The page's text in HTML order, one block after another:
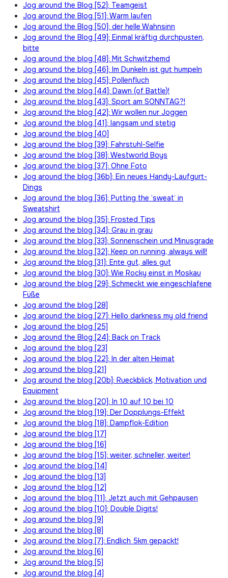
Jog around the Blog [52]: Teamgeist
Jog around the Blog [51]: Warm laufen
Jog around the Blog [50]: der helle Wahnsinn
Jog around the Blog [49]: Einmal kräftig durchpusten,
bitte
Jog around the blog [48]: Mit Schwitzhemd
Jog around the blog [46]: Im Dunkeln ist gut humpeln
Jog around the blog [45]: Pollenfluch
Jog around the blog [44]: Dawn (of Battle)!
Jog around the blog [43]: Sport am SONNTAG?!
Jog around the blog [42]: Wir wollen nur Joggen
Jog around the blog [41]: langsam und stetig
Jog around the blog [40]
Jog around the blog [39]: Fahrstuhl-Selfie
Jog around the blog [38]: Westworld Boys
Jog around the blog [37]: Ohne Foto
Jog around the blog [36b]: Ein neues Handy-Laufgurt-
Dings
Jog around the blog [36]: Putting the ’sweat‘ in
Sweatshirt
Jog around the blog [35]: Frosted Tips
Jog around the blog [34]: Grau in grau
Jog around the blog [33]: Sonnenschein und Minusgrade
Jog around the blog [32]: Keep on running, always will!
Jog around the blog [31]: Ente gut, alles gut
Jog around the blog [30]: Wie Rocky einst in Moskau
Jog around the blog [29]: Schmeckt wie eingeschlafene
Füße
Jog around the blog [28]
Jog around the blog [27]: Hello darkness my old friend
Jog around the blog [25]
Jog around the Blog [24]: Back on Track
Jog around the blog [23]
Jog around the blog [22]: In der alten Heimat
Jog around the blog [21]
Jog around the blog [20b]: Rueckblick, Motivation und
Equipment
Jog around the blog [20]: In 10 auf 10 bei 10
Jog around the blog [19]: Der Dopplungs-Effekt
Jog around the blog [18]: Dampflok-Edition
Jog around the blog [17]
Jog around the blog [16]
Jog around the blog [15]: weiter, schneller, weiter!
Jog around the blog [14]
Jog around the blog [13]
Jog around the blog [12]
Jog around the blog [11]: Jetzt auch mit Gehpausen
Jog around the blog [10]: Double Digits!
Jog around the blog [9]
Jog around the blog [8]
Jog around the blog [7]: Endlich 5km gepackt!
Jog around the blog [6]
Jog around the blog [5]
Jog around the blog [4]